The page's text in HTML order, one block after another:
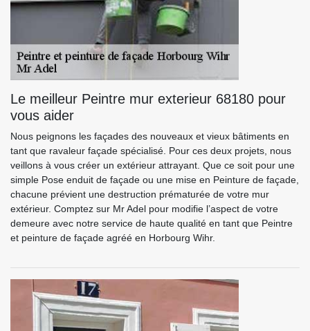
Le meilleur Peintre mur exterieur 68180 pour
vous aider
Nous peignons les façades des nouveaux et vieux bâtiments en
tant que ravaleur façade spécialisé. Pour ces deux projets, nous
veillons à vous créer un extérieur attrayant. Que ce soit pour une
simple Pose enduit de façade ou une mise en Peinture de façade,
chacune prévient une destruction prématurée de votre mur
extérieur. Comptez sur Mr Adel pour modifie l’aspect de votre
demeure avec notre service de haute qualité en tant que Peintre
et peinture de façade agréé en Horbourg Wihr.